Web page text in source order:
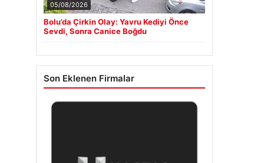
05/08/2026
Bolu’da Çirkin Olay: Yavru Kediyi Önce
Sevdi, Sonra Canice Boğdu
Son Eklenen Firmalar